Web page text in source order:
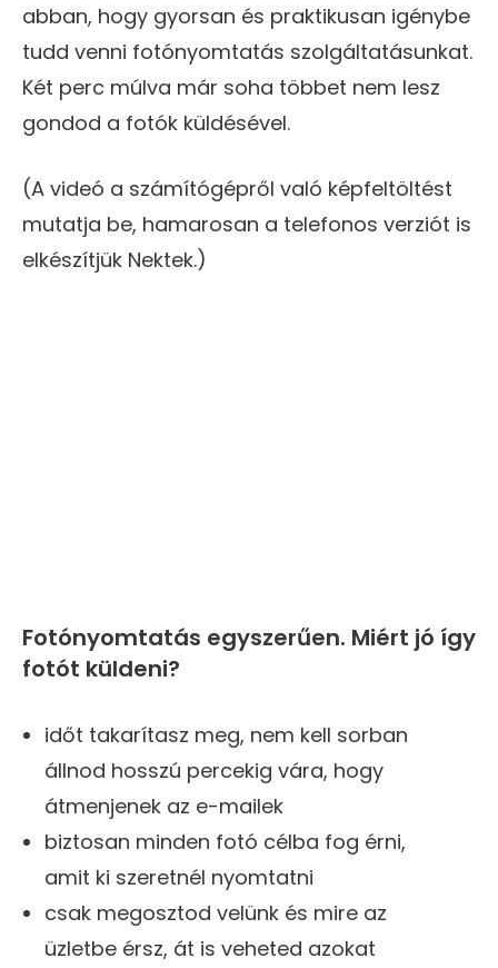
abban, hogy gyorsan és praktikusan igénybe
tudd venni fotónyomtatás szolgáltatásunkat.
Két perc múlva már soha többet nem lesz
gondod a fotók küldésével.
(A videó a számítógépről való képfeltöltést
mutatja be, hamarosan a telefonos verziót is
elkészítjük Nektek.)
Fotónyomtatás egyszerűen. Miért jó így
fotót küldeni?
időt takarítasz meg, nem kell sorban
állnod hosszú percekig vára, hogy
átmenjenek az e-mailek
biztosan minden fotó célba fog érni,
amit ki szeretnél nyomtatni
csak megosztod velünk és mire az
üzletbe érsz, át is veheted azokat